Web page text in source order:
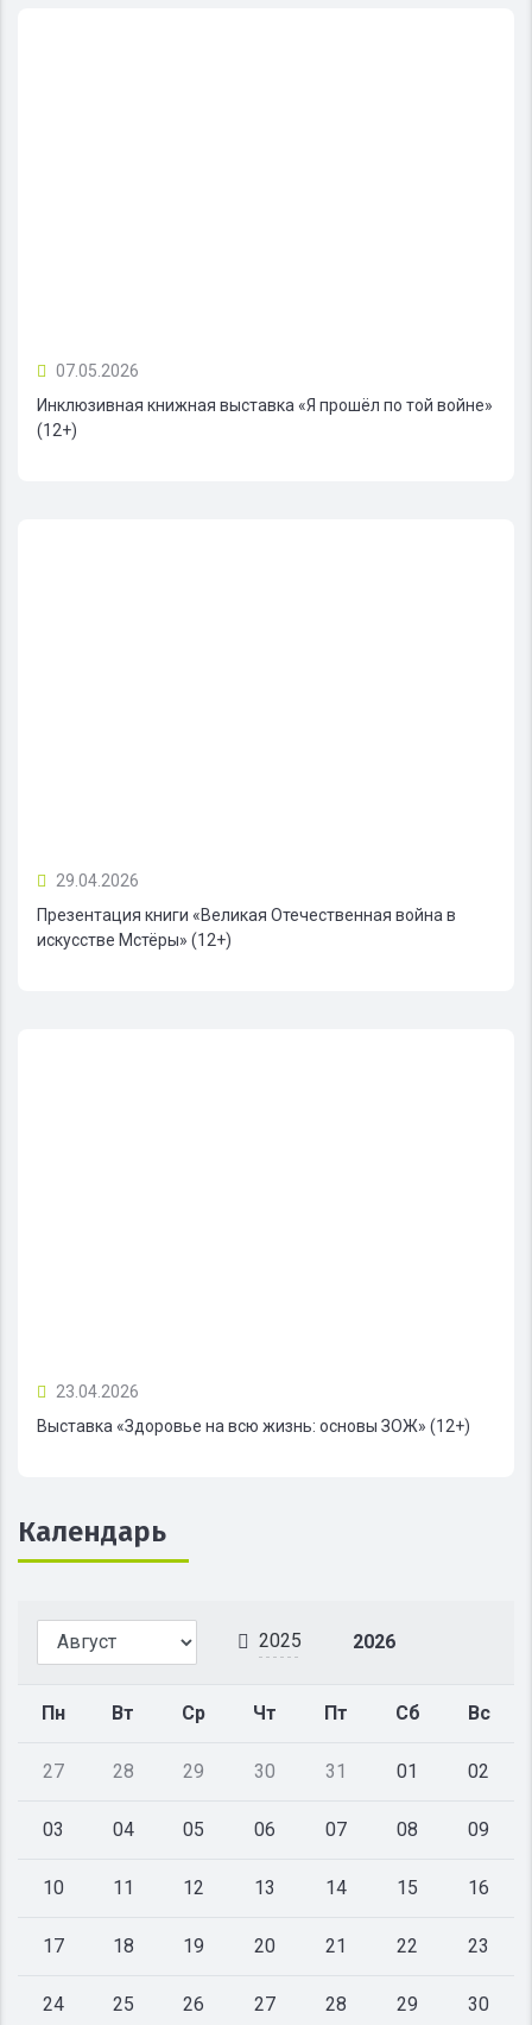
07.05.2026
Инклюзивная книжная выставка «Я прошёл по той войне»
(12+)
29.04.2026
Презентация книги «Великая Отечественная война в
искусстве Мстёры» (12+)
23.04.2026
Выставка «Здоровье на всю жизнь: основы ЗОЖ» (12+)
Календарь
2025 2026
Пн Вт Ср Чт Пт Сб Вс
27 28 29 30 31 01 02
03 04 05 06 07 08 09
10 11 12 13 14 15 16
17 18 19 20 21 22 23
24 25 26 27 28 29 30